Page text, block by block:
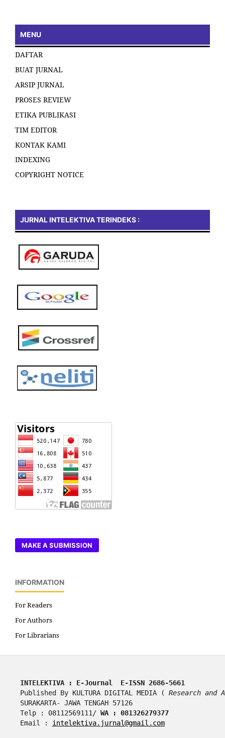
MENU
DAFTAR
BUAT JURNAL
ARSIP JURNAL
PROSES REVIEW
ETIKA PUBLIKASI
TIM EDITOR
KONTAK KAMI
INDEXING
COPYRIGHT NOTICE
JURNAL INTELEKTIVA TERINDEKS :
MAKE A SUBMISSION
INFORMATION
For Readers
For Authors
For Librarians
INTELEKTIVA : E-Journal  E-ISSN 2686-5661
Published By KULTURA DIGITAL MEDIA ( Research and
SURAKARTA- JAWA TENGAH 57126
Telp : 08112569111/ WA : 081326279377
Email : intelektiva.jurnal@gmail.com